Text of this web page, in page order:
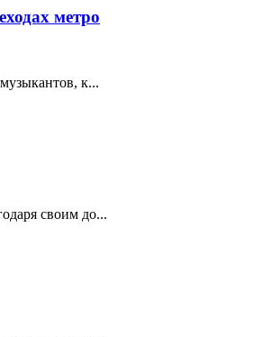
метро
к...
своим до...